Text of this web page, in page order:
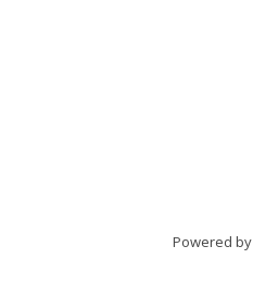
Powered by